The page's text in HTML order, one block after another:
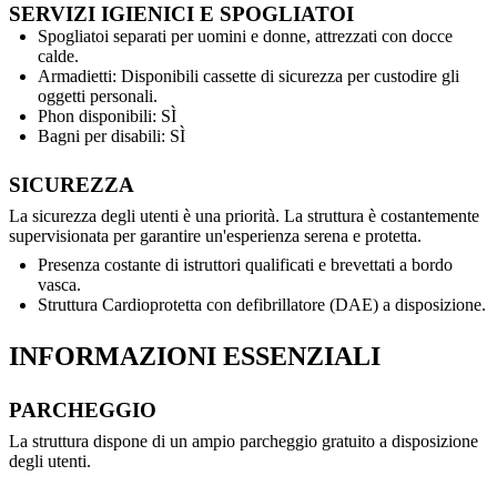
SERVIZI IGIENICI E SPOGLIATOI
Spogliatoi separati per uomini e donne, attrezzati con docce
calde.
Armadietti: Disponibili cassette di sicurezza per custodire gli
oggetti personali.
Phon disponibili: SÌ
Bagni per disabili: SÌ
SICUREZZA
La sicurezza degli utenti è una priorità. La struttura è costantemente
supervisionata per garantire un'esperienza serena e protetta.
Presenza costante di istruttori qualificati e brevettati a bordo
vasca.
Struttura Cardioprotetta con defibrillatore (DAE) a disposizione.
INFORMAZIONI ESSENZIALI
PARCHEGGIO
La struttura dispone di un ampio parcheggio gratuito a disposizione
degli utenti.